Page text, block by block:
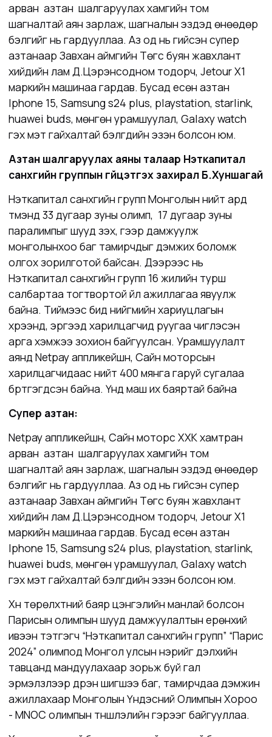
арван азтан шалгаруулах хамгийн том
шагналтай аян зарлаж, шагналын эздэд өнөөдөр
бэлгийг нь гардууллаа. Аз од нь гийсэн супер
азтанаар Завхан аймгийн Төгс буян жавхлант
хийдийн лам Д.Цэрэнсодном тодорч, Jetour Х1
маркийн машинаа гардав. Бусад есөн азтан
Iphone 15, Samsung s24 plus, playstation, starlink,
huawei buds, мөнгөн урамшуулал, Galaxy watch
гэх мэт гайхалтай бэлгүүдийн эзэн болсон юм.
Азтан шалгаруулах аяны талаар Нэткапитал
санхүүгийн группын гүйцэтгэх захирал Б.Хуншагай
Нэткапитал санхүүгийн групп Монголын нийт ард
түмэнд 33 дугаар зуны олимп, 17 дугаар зуны
паралимпыг шууд үзэх, үүгээр дамжуулж
монголынхоо баг тамирчдыг дэмжих боломж
олгох зорилготой байсан. Дээрээс нь
Нэткапитал санхүүгийн групп 16 жилийн турш
салбартаа тогтвортой үйл ажиллагаа явуулж
байна. Тиймээс бид нийгмийн хариуцлагын
хүрээнд, эргээд харилцагчид руугаа чиглэсэн
арга хэмжээ зохион байгуулсан. Урамшуулалт
аянд Netpay аппликейшн, Сайн моторсын
харилцагчидаас нийт 400 мянга гаруй сугалаа
бүртгэгдсэн байна. Үүнд маш их баяртай байна
Супер азтан:
Netpay аппликейшн, Сайн моторс ХХК хамтран
арван азтан шалгаруулах хамгийн том
шагналтай аян зарлаж, шагналын эздэд өнөөдөр
бэлгийг нь гардууллаа. Аз од нь гийсэн супер
азтанаар Завхан аймгийн Төгс буян жавхлант
хийдийн лам Д.Цэрэнсодном тодорч, Jetour Х1
маркийн машинаа гардав. Бусад есөн азтан
Iphone 15, Samsung s24 plus, playstation, starlink,
huawei buds, мөнгөн урамшуулал, Galaxy watch
гэх мэт гайхалтай бэлгүүдийн эзэн болсон юм.
Хүн төрөлхтний баяр цэнгэлийн манлай болсон
Парисын олимпын шууд дамжуулалтын ерөнхий
ивээн тэтгэгч “Нэткапитал санхүүгийн групп” “Парис
2024” олимпод Монгол улсын нэрийг дэлхийн
тавцанд мандуулахаар зорьж буй гал
эрмэлзлээр дүүрэн шигшээ баг, тамирчдаа дэмжин
ажиллахаар Монголын Үндэсний Олимпын Хороо
- MNOC олимпын түншлэлийн гэрээг байгууллаа.